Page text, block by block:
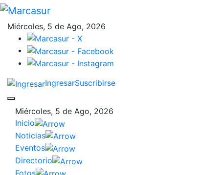
Miércoles, 5 de Ago, 2026
IngresarSuscribirse
Miércoles, 5 de Ago, 2026
Inicio
Noticias
Eventos
Directorio
Fotos